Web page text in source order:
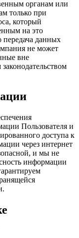
органам или
только при
который
на это
данных
не может
вне
Пользователя и
доступа к
через интернет
и мы не
информации